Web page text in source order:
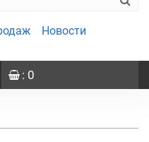
Новости
: 0